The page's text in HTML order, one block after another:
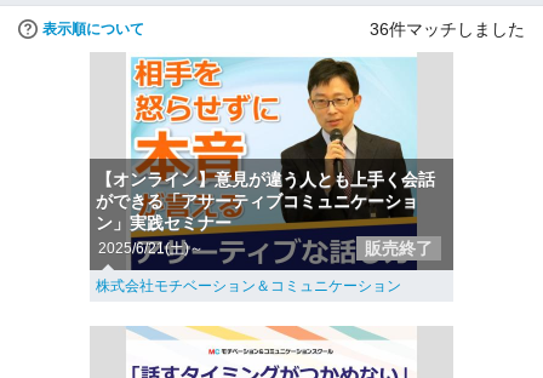
表示順について 36件マッチしました
【オンライン】意見が違う人とも上手く会話
ができる「アサーティブコミュニケーショ
ン」実践セミナー
2025/6/21(土)～ 販売終了
株式会社モチベーション＆コミュニケーション